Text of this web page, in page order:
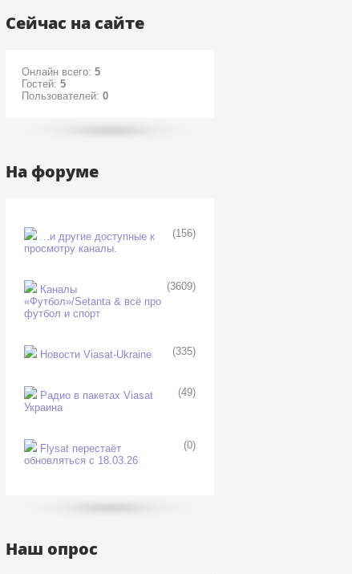
Сейчас на сайте
Онлайн всего: 5
Гостей: 5
Пользователей: 0
На форуме
...и другие доступные к
просмотру каналы.
(156)
Каналы
«Футбол»/Setanta & всё про
футбол и спорт
(3609)
Новости Viasat-Ukraine (335)
Радио в пакетах Viasat
Украина
(49)
Flysat перестаёт
обновляться с 18.03.26
(0)
Наш опрос